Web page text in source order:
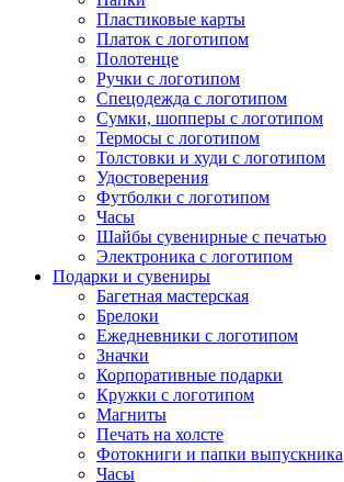
Пластиковые карты
Платок с логотипом
Полотенце
Ручки с логотипом
Спецодежда с логотипом
Сумки, шопперы с логотипом
Термосы с логотипом
Толстовки и худи с логотипом
Удостоверения
Футболки с логотипом
Часы
Шайбы сувенирные с печатью
Электроника с логотипом
Подарки и сувениры
Багетная мастерская
Брелоки
Ежедневники с логотипом
Значки
Корпоративные подарки
Кружки с логотипом
Магниты
Печать на холсте
Фотокниги и папки выпускника
Часы